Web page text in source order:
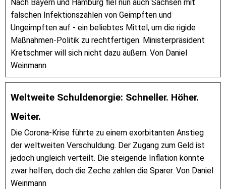
Nach Bayern und Hamburg fiel nun auch Sachsen mit
falschen Infektionszahlen von Geimpften und
Ungeimpften auf - ein beliebtes Mittel, um die rigide
Maßnahmen-Politik zu rechtfertigen. Ministerpräsident
Kretschmer will sich nicht dazu äußern. Von Daniel
Weinmann
Weltweite Schuldenorgie: Schneller. Höher.
Weiter.
Die Corona-Krise führte zu einem exorbitanten Anstieg
der weltweiten Verschuldung. Der Zugang zum Geld ist
jedoch ungleich verteilt. Die steigende Inflation könnte
zwar helfen, doch die Zeche zahlen die Sparer. Von Daniel
Weinmann